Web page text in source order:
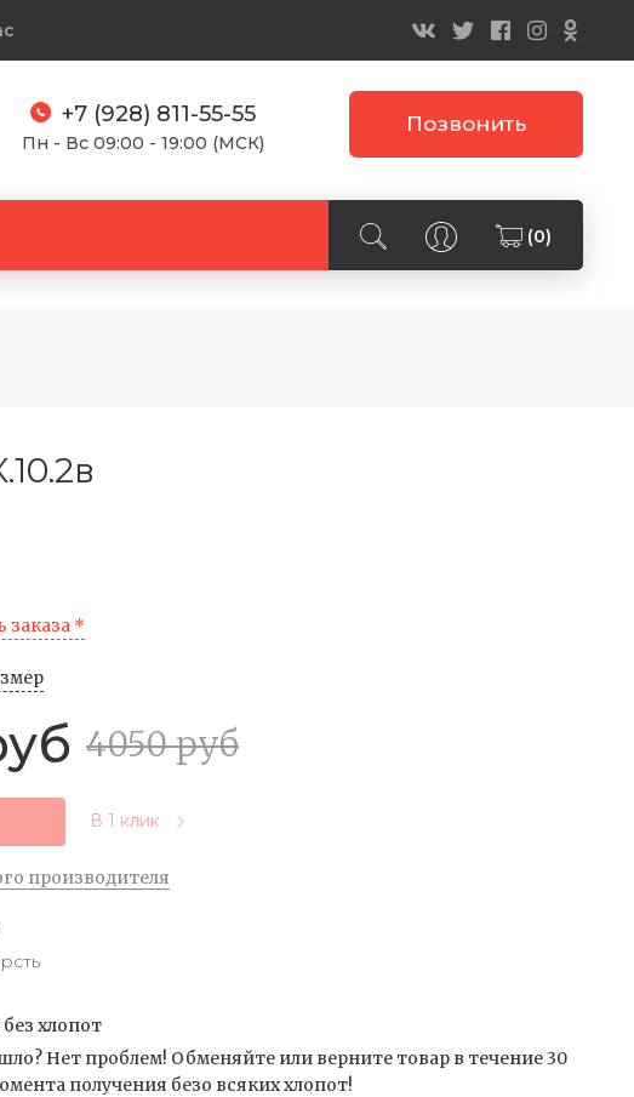
+7 (928) 811-55-55
Пн - Вс 09:00 - 19:00 (МСК)
Позвонить
(0)
заказа *
4050 руб
В 1 клик
производителя
хлопот
Нет проблем! Обменяйте или верните товар в течение 30
получения безо всяких хлопот!